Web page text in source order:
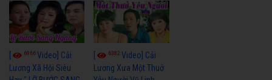
6966Video] Cải
Lương Xã Hội Siêu
6382Video] Cải
Lương Xưa Một Thuở